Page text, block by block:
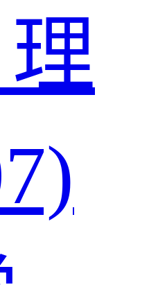
理